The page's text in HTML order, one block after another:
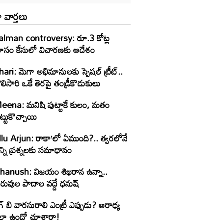
controversy: రూ.3 కోట్ల
కేసులో విచారణకు ఆదేశం
మెగా అభిమానులకు స్పెషల్ ట్రీట్..
ఒకే తెరపై తండ్రీకొడుకులు
మనిషి పుట్టాకే కులం, మతం
Arjun: రాకా’లో ఏముంది?.. త్వరలోనే
ప్రశ్నలకు సమాధానం
విజయం శిఖరాన ఉన్నా..
పాదాల వద్దే ధనుష్‌
బి వారసురాలి ఎంట్రీ ఎప్పుడు? ఆరాధ్య